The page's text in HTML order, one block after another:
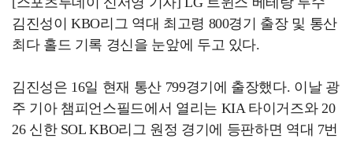
김진성이 KBO리그 역대 최고령 800경기 출장 및 통산
최다 홀드 기록 경신을 눈앞에 두고 있다.
김진성은 16일 현재 통산 799경기에 출장했다. 이날 광
주 기아 챔피언스필드에서 열리는 KIA 타이거즈와 20
26 신한 SOL KBO리그 원정 경기에 등판하면 역대 7번